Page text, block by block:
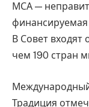
МСА —
В Совет входят
чем 190 стран
Традиция